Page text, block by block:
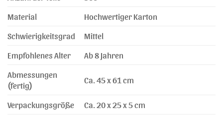
Material
Hochwertiger Karton
Schwierigkeitsgrad
Mittel
Empfohlenes Alter
Ab 8 Jahren
Abmessungen
(fertig)
Ca. 45 x 61 cm
Verpackungsgröße Ca. 20 x 25 x 5 cm